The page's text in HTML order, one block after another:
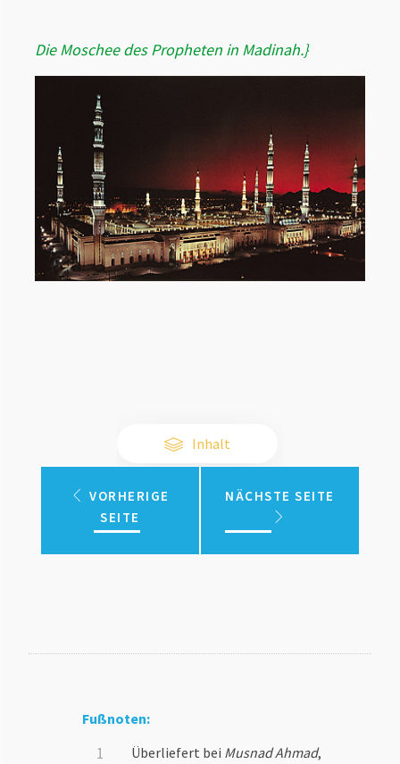
Die Moschee des Propheten in Madinah.}
Inhalt
VORHERIGE
SEITE
NÄCHSTE SEITE
Fußnoten:
Überliefert bei Musnad Ahmad,